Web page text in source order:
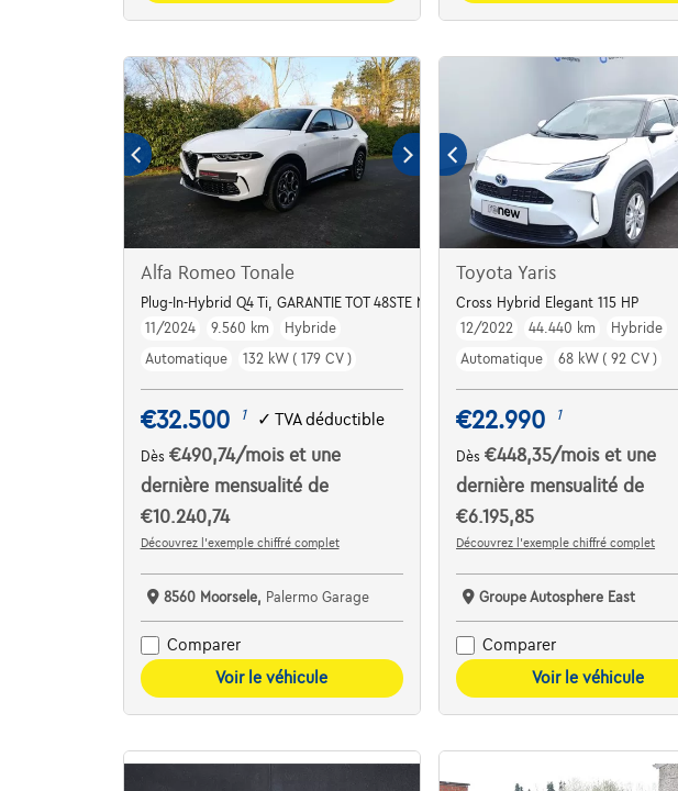
Alfa Romeo Tonale
Plug-In-Hybrid Q4 Ti, GARANTIE TOT 48STE MAAND
11/2024
9.560 km
Hybride
Automatique
132 kW ( 179 CV )
€32.500 1 ✓ TVA déductible
Dès €490,74/mois et une
dernière mensualité de
€10.240,74
Découvrez l’exemple chiffré complet
8560 Moorsele, Palermo Garage
Comparer
Voir le véhicule
Toyota Yaris
Cross Hybrid Elegant 115 HP
12/2022
44.440 km
Hybride
Automatique
68 kW ( 92 CV )
€22.990 1
Dès€448,35/moiset une
dernière mensualité de
€6.195,85
Découvrez l’exemple chiffré complet
Groupe Autosphere East
Comparer
Voir le véhicule